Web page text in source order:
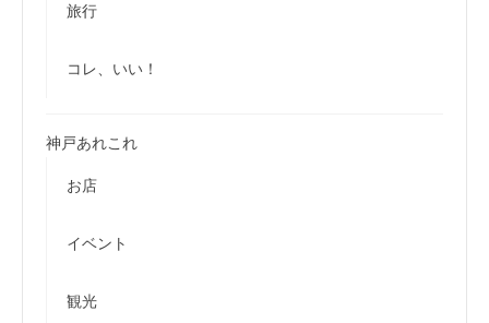
旅行
コレ、いい！
神戸あれこれ
お店
イベント
観光